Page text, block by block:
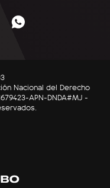
Nacional del Derecho
APN-DNDA#MJ -